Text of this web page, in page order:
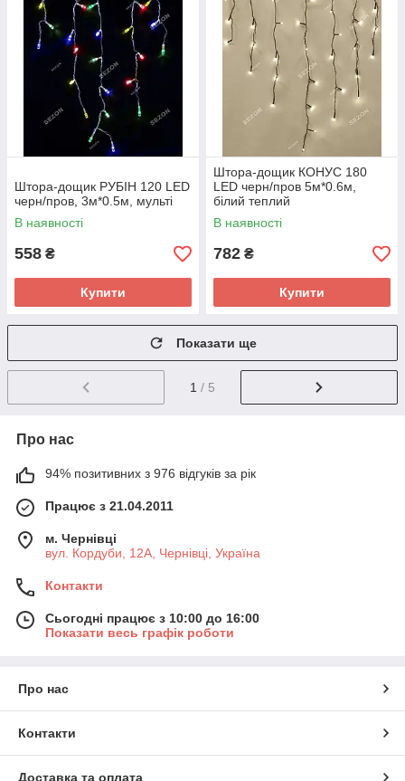
Штора-дощик РУБІН 120 LED
черн/пров, 3м*0.5м, мульті
В наявності
558 ₴
Купити
Штора-дощик КОНУС 180
LED черн/пров 5м*0.6м,
білий теплий
В наявності
782 ₴
Купити
Показати ще
1 / 5
Про нас
94% позитивних з 976 відгуків за рік
Працює з 21.04.2011
м. Чернівці
вул. Кордуби, 12А, Чернівці, Україна
Контакти
Сьогодні працює з 10:00 до 16:00
Показати весь графік роботи
Про нас
Контакти
Доставка та оплата